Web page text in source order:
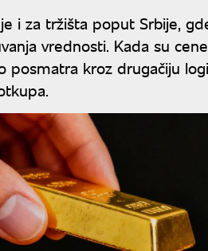
i za tržišta poput Srbije,
vrednosti. Kada su
posmatra kroz drugačiju